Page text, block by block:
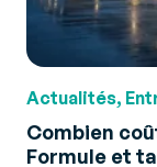
Actualités,
Combien
Formule et